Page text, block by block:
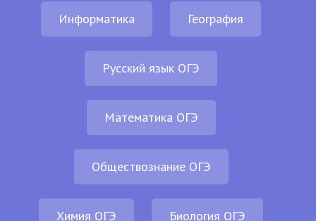
Информатика География
Русский язык ОГЭ
Математика ОГЭ
Обществознание ОГЭ
Химия ОГЭ Биология ОГЭ